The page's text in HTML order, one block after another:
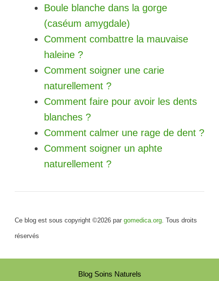
Boule blanche dans la gorge
(caséum amygdale)
Comment combattre la mauvaise
haleine ?
Comment soigner une carie
naturellement ?
Comment faire pour avoir les dents
blanches ?
Comment calmer une rage de dent ?
Comment soigner un aphte
naturellement ?
Ce blog est sous copyright ©2026 par gomedica.org. Tous droits
réservés
Blog Soins Naturels